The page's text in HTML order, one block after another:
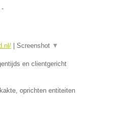
-
Screenshot ▼
en clientgericht
oprichten entiteiten